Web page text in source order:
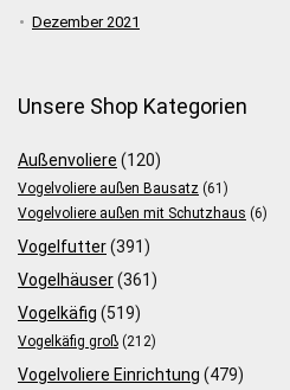
Dezember 2021
Unsere Shop Kategorien
Außenvoliere (120)
Vogelvoliere außen Bausatz (61)
Vogelvoliere außen mit Schutzhaus (6)
Vogelfutter(391)
Vogelhäuser(361)
Vogelkäfig (519)
Vogelkäfig groß (212)
Vogelvoliere Einrichtung (479)